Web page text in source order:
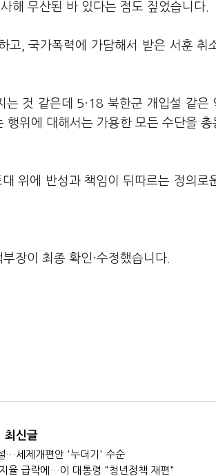
해 무산된 바 있다는 점도 짚었습니다.
고, 국가폭력에 가담해서 받은 서훈 취
것 같은데 5·18 북한군 개입설 같은
위에 대해서는 가용한 모든 수단을 총
위에 반성과 책임이 뒤따르는 정의로
장이 최종 확인·수정했습니다.
최신글
…세제개편안 '누더기' 수순
율 급락에…이 대통령 "청년정책 재편"